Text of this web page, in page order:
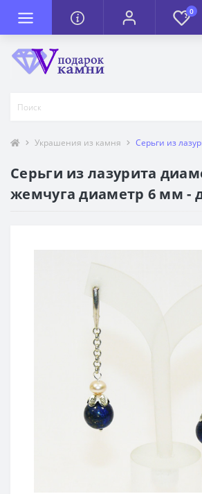
0
Украшения из камня Серьги из
Серьги из лазурита
жемчуга диаметр 6 мм -